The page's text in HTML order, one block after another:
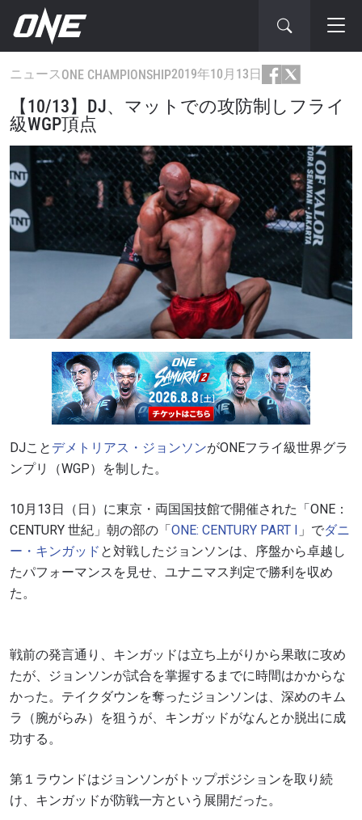
ニュース ONE CHAMPIONSHIP2019年10月13日
【10/13】DJ、マットでの攻防制しフライ
級WGP頂点
DJこと デメトリアス・ジョンソンがONEフライ級世界グラ
ンプリ（WGP）を制した。
10月13日（日）に東京・両国国技館で開催された「ONE：
CENTURY 世紀」朝の部の「ONE: CENTURY PART I 」でダニ
ー・キンガッド と対戦したジョンソンは、序盤から卓越し
たパフォーマンスを見せ、ユナニマス判定で勝利を収め
た。
戦前の発言通り、キンガッドは立ち上がりから果敢に攻め
たが、ジョンソンが試合を掌握するまでに時間はかからな
かった。テイクダウンを奪ったジョンソンは、深めのキム
ラ（腕がらみ）を狙うが、キンガッドがなんとか脱出に成
功する。
第１ラウンドはジョンソンがトップポジションを取り続
け、キンガッドが防戦一方という展開だった。